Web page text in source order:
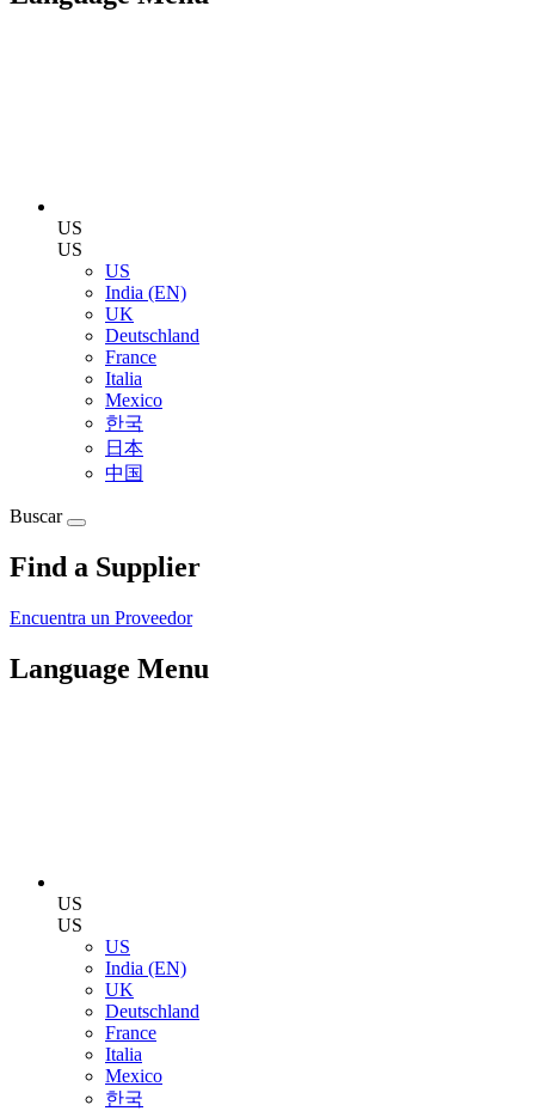
US
US
US
India (EN)
UK
Deutschland
France
Italia
Mexico
한국
日本
中国
Buscar
Find a Supplier
Encuentra un Proveedor
Language Menu
US
US
US
India (EN)
UK
Deutschland
France
Italia
Mexico
한국